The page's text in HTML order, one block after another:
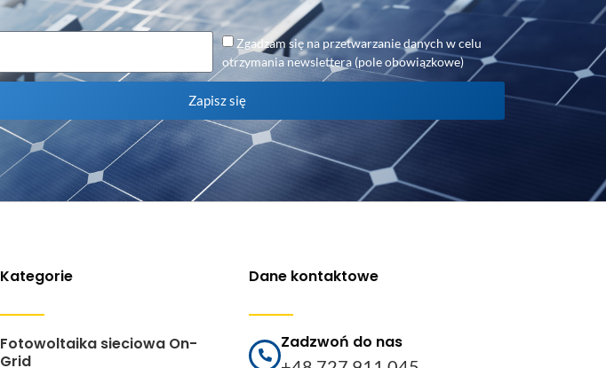
Zgadzam się na przetwarzanie danych w celu
otrzymania newslettera (pole obowiązkowe)
Zapisz się
Kategorie
Fotowoltaika sieciowa On-
Grid
Dane kontaktowe
Zadzwoń do nas